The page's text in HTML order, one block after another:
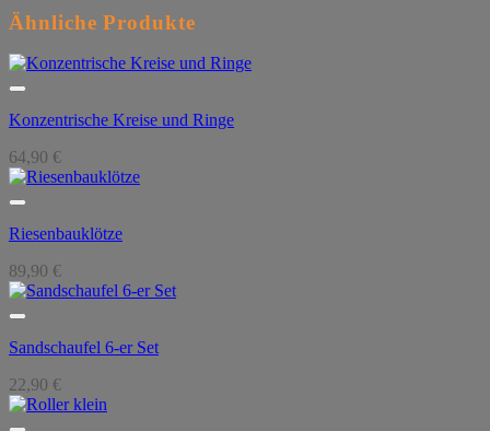
Ähnliche Produkte
Konzentrische Kreise und Ringe
64,90 €
Riesenbauklötze
89,90 €
Sandschaufel 6-er Set
22,90 €